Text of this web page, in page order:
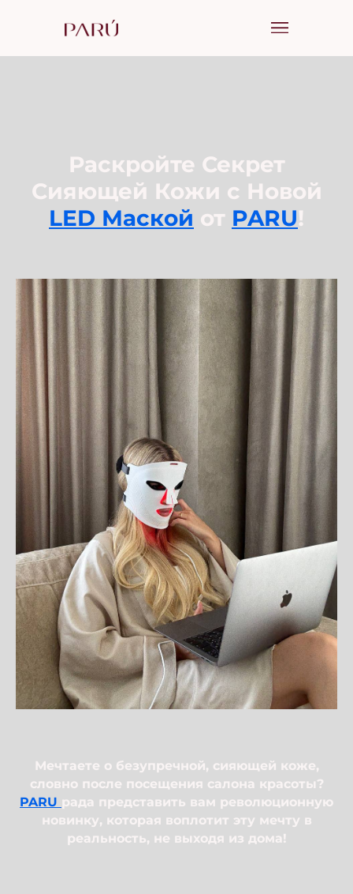
Раскройте Секрет
Сияющей Кожи с Новой
LED Маской от PARU!
Мечтаете о безупречной, сияющей коже,
словно после посещения салона красоты?
PARU рада представить вам революционную
новинку, которая воплотит эту мечту в
реальность, не выходя из дома!